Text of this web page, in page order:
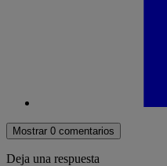
Mostrar 0 comentarios
Deja una respuesta